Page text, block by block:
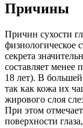
Причины
Причин сухости
физиологическое
секрета
составляет менее
18 лет). В
так как кожа их
жирового слоя
При этом
поверхности